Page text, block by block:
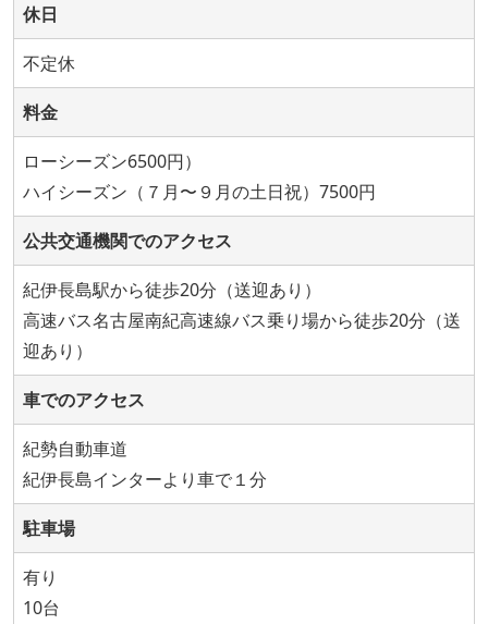
休日
不定休
料金
ローシーズン6500円）
ハイシーズン（７月〜９月の土日祝）7500円
公共交通機関でのアクセス
紀伊長島駅から徒歩20分（送迎あり）
高速バス名古屋南紀高速線バス乗り場から徒歩20分（送
迎あり）
車でのアクセス
紀勢自動車道
紀伊長島インターより車で１分
駐車場
有り
10台